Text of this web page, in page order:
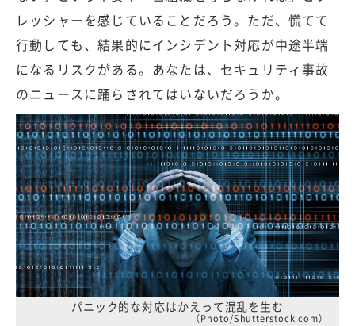
レッシャーを感じていることだろう。ただ、慌てて
行動しても、結果的にインシデント対応が中途半端
になるリスクがある。あなたは、セキュリティ事故
のニュースに踊らされてはいないだろうか。
パニック的な対応はかえって混乱を生む
（Photo/Shutterstock.com）